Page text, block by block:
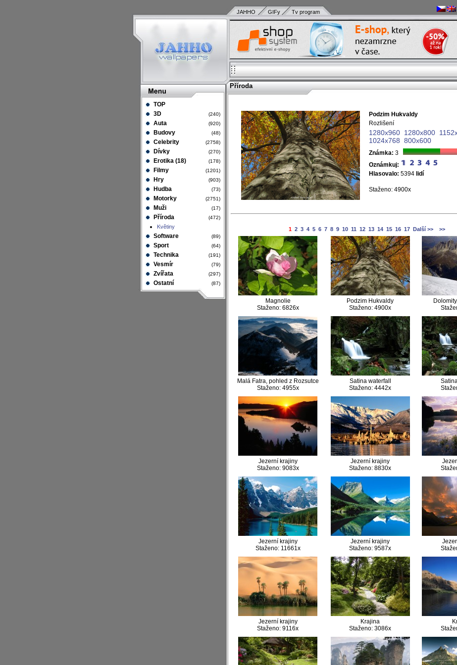
TOP
3D
(240)
Auta (920)
Budovy (48)
Celebrity (2758)
Dívky (270)
Erotika (18) (178)
Filmy (1201)
Hry (903)
Hudba (73)
Motorky (2751)
Muži (17)
Příroda (472)
Květiny
Software (89)
Sport (64)
Technika (191)
Vesmír (79)
Zvířata (297)
Ostatní (87)
JAHHO GIFy Tv program
Příroda
Podzim Hukvaldy
Rozlišení
1280x960 1280x800
1024x768 800x600
Známka: 3
Oznámkuj:
Hlasovalo: 5394 lidí
Staženo: 4900x
1 2 3 4 5 6 7 8 9 10 11 12 13 14 15 16 17 Další >> >>
Magnolie
Staženo: 6826x
Podzim Hukvaldy
Staženo: 4900x
Malá Fatra, pohled z Rozsutce
Staženo: 4955x
Satina waterfall
Staženo: 4442x
Jezerní krajiny
Staženo: 9083x
Jezerní krajiny
Staženo: 8830x
Jezerní krajiny
Staženo: 11661x
Jezerní krajiny
Staženo: 9587x
Jezerní krajiny
Staženo: 9116x
Krajina
Staženo: 3086x